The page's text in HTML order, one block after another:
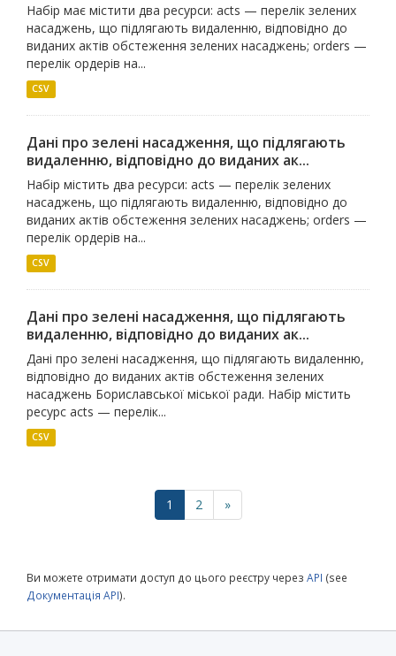
Набір має містити два ресурси: acts — перелік зелених
насаджень, що підлягають видаленню, відповідно до
виданих актів обстеження зелених насаджень; orders —
перелік ордерів на...
CSV
Дані про зелені насадження, що підлягають
видаленню, відповідно до виданих ак...
Набір містить два ресурси: acts — перелік зелених
насаджень, що підлягають видаленню, відповідно до
виданих актів обстеження зелених насаджень; orders —
перелік ордерів на...
CSV
Дані про зелені насадження, що підлягають
видаленню, відповідно до виданих ак...
Дані про зелені насадження, що підлягають видаленню,
відповідно до виданих актів обстеження зелених
насаджень Бориславської міської ради. Набір містить
ресурс acts — перелік...
CSV
1 2 »
Ви можете отримати доступ до цього реєстру через API (see
Документація API).